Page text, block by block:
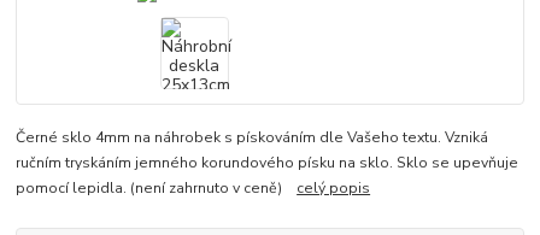
Černé sklo 4mm na náhrobek s pískováním dle Vašeho textu. Vzniká
ručním tryskáním jemného korundového písku na sklo. Sklo se upevňuje
pomocí lepidla. (není zahrnuto v ceně) celý popis